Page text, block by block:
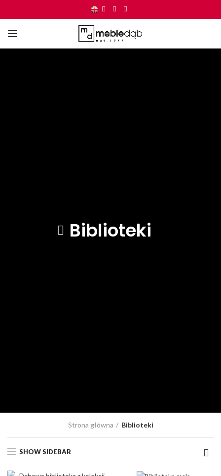
Biblioteki
Strona główna Biblioteki
SHOW SIDEBAR